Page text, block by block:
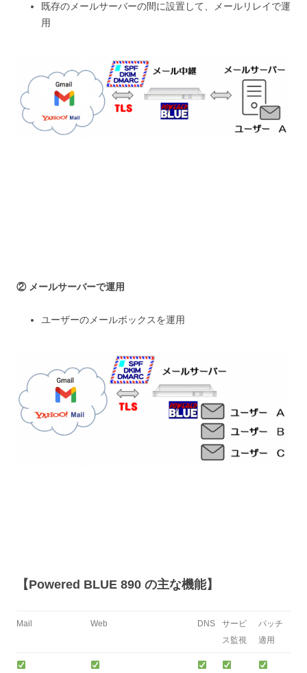
既存のメールサーバーの間に設置して、メールリレイで運
用
② メールサーバーで運用
ユーザーのメールボックスを運用
【Powered BLUE 890 の主な機能】
Mail Web DNS
サービ
ス監視
パッチ
適用